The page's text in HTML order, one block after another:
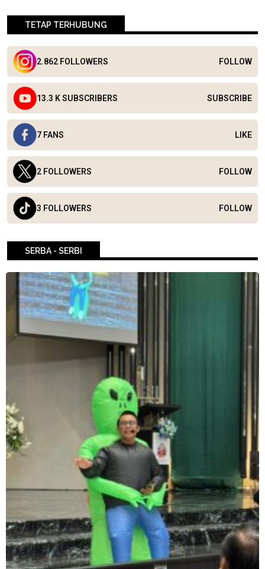
TETAP TERHUBUNG
2.862 FOLLOWERS FOLLOW
13.3 K SUBSCRIBERS SUBSCRIBE
7 FANS LIKE
2 FOLLOWERS FOLLOW
3 FOLLOWERS FOLLOW
SERBA - SERBI